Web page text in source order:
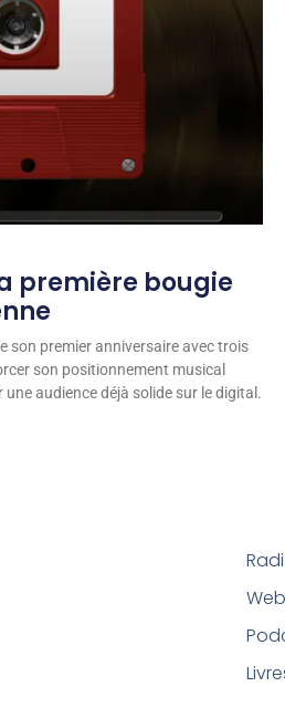
première bougie
son premier anniversaire avec trois
son positionnement musical
audience déjà solide sur le digital.